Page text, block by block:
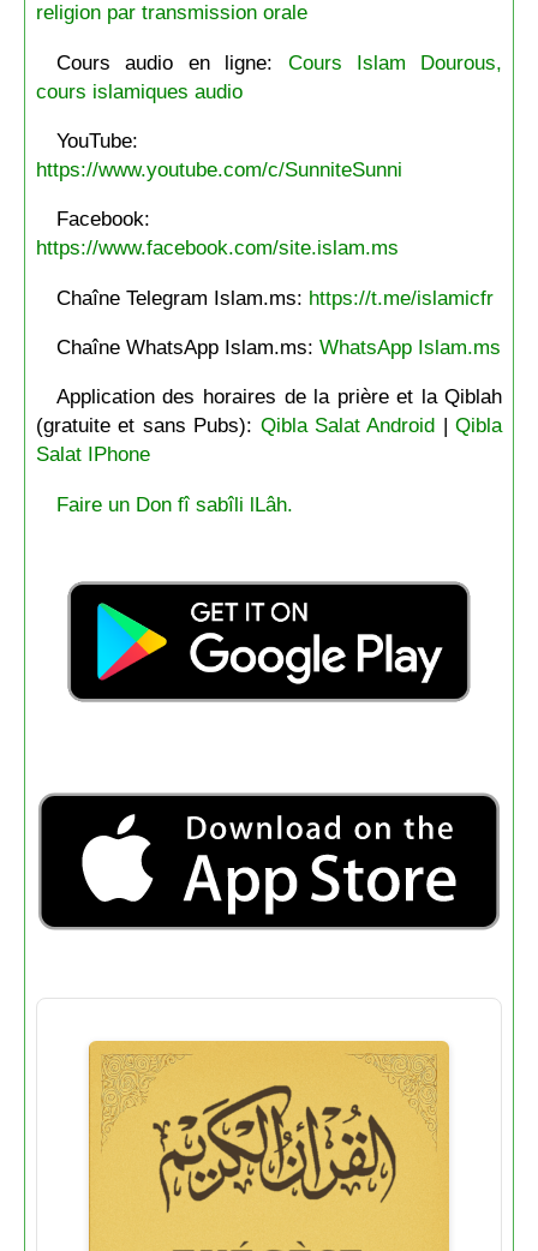
religion par transmission orale
Cours audio en ligne: Cours Islam Dourous,
cours islamiques audio
YouTube:
https://www.youtube.com/c/SunniteSunni
Facebook:
https://www.facebook.com/site.islam.ms
Chaîne Telegram Islam.ms: https://t.me/islamicfr
Chaîne WhatsApp Islam.ms: WhatsApp Islam.ms
Application des horaires de la prière et la Qiblah
(gratuite et sans Pubs): Qibla Salat Android |Qibla
Salat IPhone
Faire un Don fî sabîli lLâh.